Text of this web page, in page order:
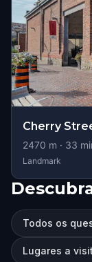
Cherry
2470 m · 33
Landmark
Todos os
Lugares a